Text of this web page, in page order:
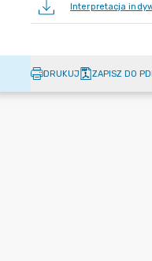
Interpretacja
DRUKUJ ZAPISZ DO